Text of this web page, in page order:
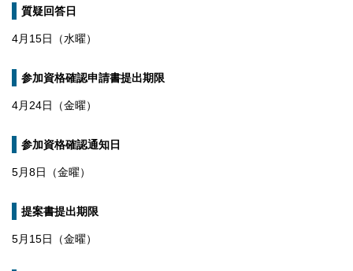
質疑回答日
4月15日（水曜）
参加資格確認申請書提出期限
4月24日（金曜）
参加資格確認通知日
5月8日（金曜）
提案書提出期限
5月15日（金曜）